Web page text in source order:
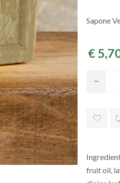
Sapone
€
fruit oil,